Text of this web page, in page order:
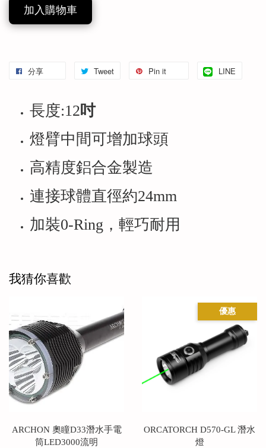
加入購物車
分享 Tweet Pin it LINE
長度:12吋
燈臂中間可增加球頭
高精度鋁合金製造
連接球體直徑約24mm
加裝0-Ring，輕巧耐用
我猜你喜歡
ARCHON 奧瞳D33潛水手電
筒LED3000流明
優惠
ORCATORCH D570-GL 潛水
燈